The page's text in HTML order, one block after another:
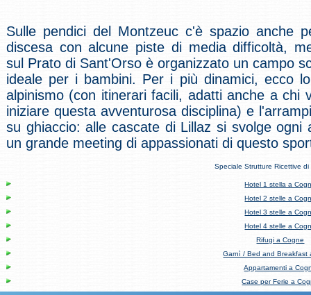
Sulle pendici del Montzeuc c'è spazio anche
discesa con alcune piste di media difficoltà,
sul Prato di Sant'Orso è organizzato un campo
ideale per i bambini. Per i più dinamici, ecco
alpinismo (con itinerari facili, adatti anche a chi
iniziare questa avventurosa disciplina) e
su ghiaccio: alle cascate di Lillaz si svolge ogni
un grande meeting di appassionati di questo
Speciale Strutture Ricettive di
Hotel 1 stella a
Hotel 2 stelle a
Hotel 3 stelle a
Hotel 4 stelle a
Rifugi a Cogne
Garnì / Bed and Breakfast
Appartamenti a
Case per Ferie a